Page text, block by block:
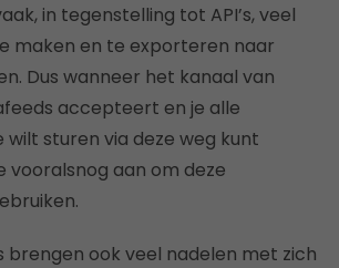
in tegenstelling tot API’s, veel
maken en te exporteren naar
Dus wanneer het kanaal van
accepteert en je alle
wilt sturen via deze weg kunt
vooralsnog aan om deze
brengen ook veel nadelen met zich